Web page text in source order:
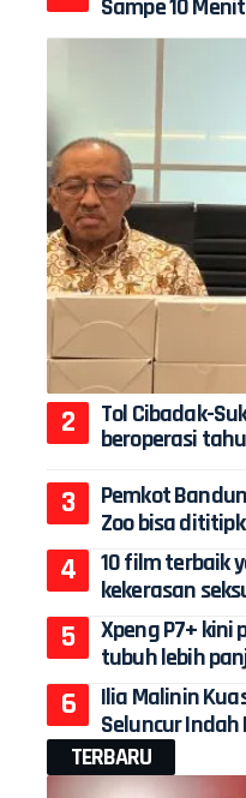
Sampe 10 Menit
Tol Cibadak-
beroperasi
Pemkot
Zoo bisa
10 film terbaik
kekerasan
Xpeng P7+ kini
tubuh lebih
Ilia Malinin
Seluncur
TERBARU